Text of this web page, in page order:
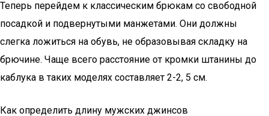
Теперь перейдем к классическим брюкам со свободной
посадкой и подвернутыми манжетами. Они должны
слегка ложиться на обувь, не образовывая складку на
брючине. Чаще всего расстояние от кромки штанины до
каблука в таких моделях составляет 2-2, 5 см.
Как определить длину мужских джинсов